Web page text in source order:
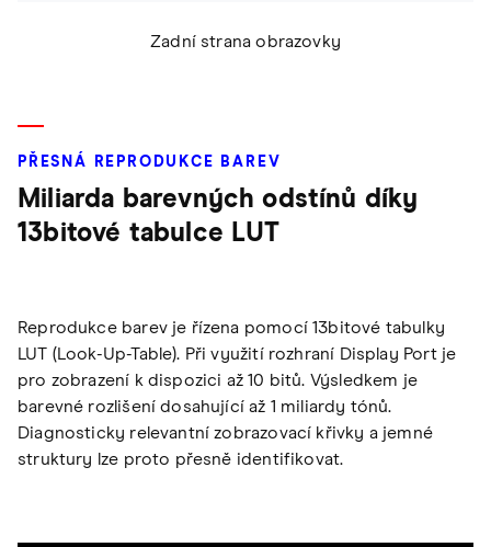
Zadní strana obrazovky
PŘESNÁ REPRODUKCE BAREV
Miliarda barevných odstínů díky
13bitové tabulce LUT
Reprodukce barev je řízena pomocí 13bitové tabulky
LUT (Look-Up-Table). Při využití rozhraní Display Port je
pro zobrazení k dispozici až 10 bitů. Výsledkem je
barevné rozlišení dosahující až 1 miliardy tónů.
Diagnosticky relevantní zobrazovací křivky a jemné
struktury lze proto přesně identifikovat.